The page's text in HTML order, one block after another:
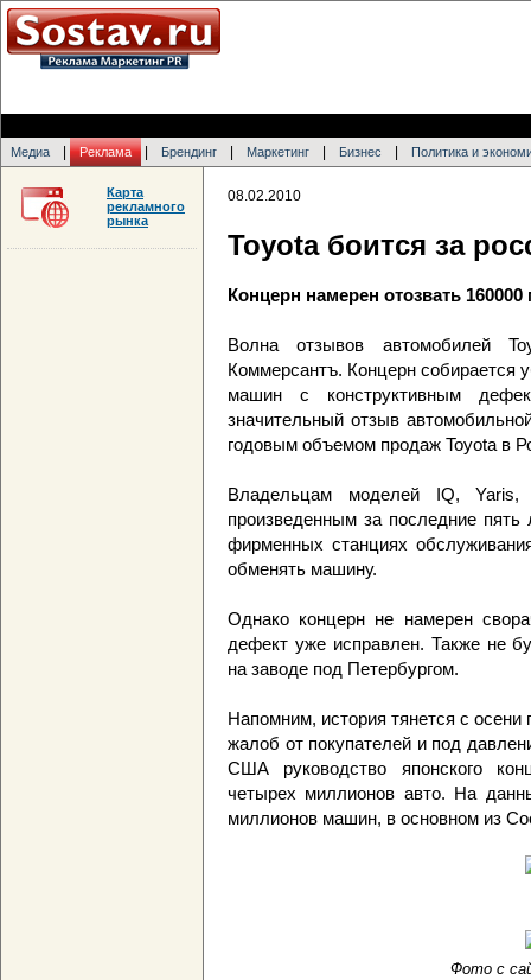
Медиа Реклама Брендинг Маркетинг Бизнес Политика и
08.02.2010
Toyota боится за
Концерн намерен отозвать
Волна отзывов автомобилей
Коммерсантъ. Концерн собирается
машин с конструктивным
значительный отзыв
годовым объемом продаж Toyota в
Владельцам моделей IQ,
произведенным за последние пять
фирменных станциях
обменять машину.
Однако концерн не намерен
дефект уже исправлен. Также не
на заводе под Петербургом.
Напомним, история тянется с осени
жалоб от покупателей и под
США руководство японского
четырех миллионов авто. На
миллионов машин, в основном из
Фото с
Карта
рекламного
рынка